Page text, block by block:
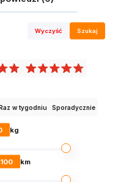
Wyczyść Szukaj
w tygodniu Sporadycznie
kg
100 km